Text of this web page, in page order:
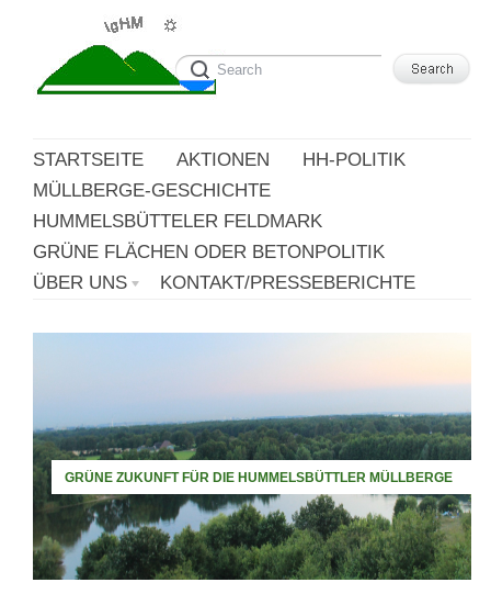
STARTSEITE AKTIONEN
HH-POLITIK
MÜLLBERGE-GESCHICHTE
HUMMELSBÜTTELER FELDMARK
GRÜNE FLÄCHEN ODER BETONPOLITIK
ÜBER UNS
KONTAKT/PRESSEBERICHTE
GRÜNE ZUKUNFT FÜR DIE HUMMELSBÜTTLER MÜLLBERGE